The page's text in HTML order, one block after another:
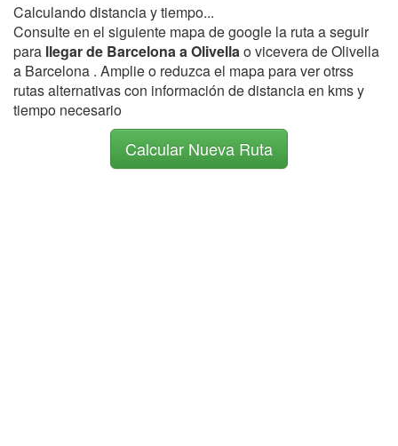
Calculando distancia y tiempo...
Consulte en el siguiente mapa de google la ruta a seguir
para llegar de Barcelona a Olivellao vicevera de Olivella
a Barcelona . Amplie o reduzca el mapa para ver otrss
rutas alternativas con información de distancia en kms y
tiempo necesario
Calcular Nueva Ruta